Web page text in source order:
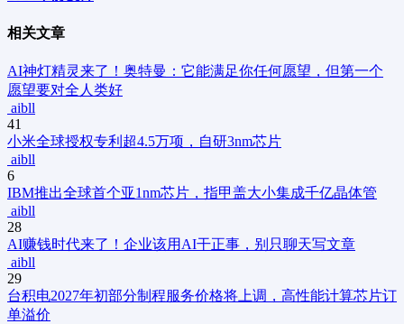
相关文章
AI神灯精灵来了！奥特曼：它能满足你任何愿望，但第一个
愿望要对全人类好
aibll
41
小米全球授权专利超4.5万项，自研3nm芯片
aibll
6
IBM推出全球首个亚1nm芯片，指甲盖大小集成千亿晶体管
aibll
28
AI赚钱时代来了！企业该用AI干正事，别只聊天写文章
aibll
29
台积电2027年初部分制程服务价格将上调，高性能计算芯片订
单溢价